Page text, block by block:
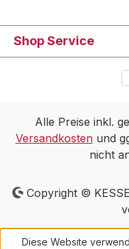
Shop Service
Alle Preise inkl.
Versandkostenund
nicht
Copyright ©
Diese Website